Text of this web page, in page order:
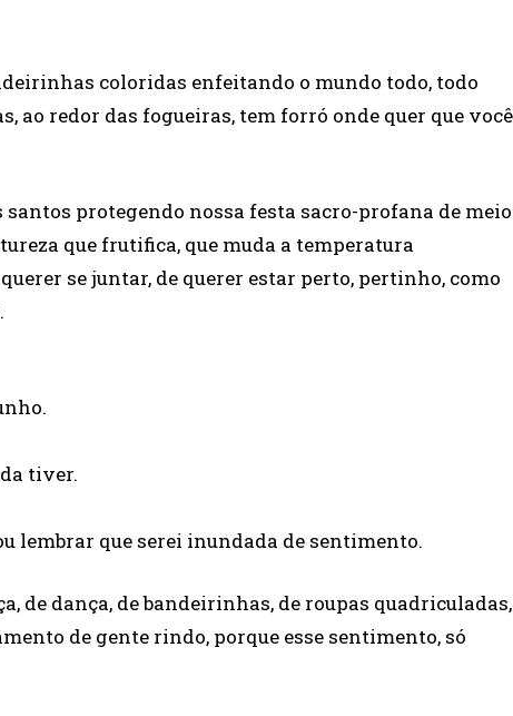
coloridas enfeitando o mundo todo, todo
ao redor das fogueiras, tem forró onde quer que você
santos protegendo nossa festa sacro-profana de meio
que frutifica, que muda a temperatura
se juntar, de querer estar perto, pertinho, como
tiver.
lembrar que serei inundada de sentimento.
de dança, de bandeirinhas, de roupas quadriculadas,
de gente rindo, porque esse sentimento, só